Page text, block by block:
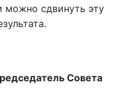
сдвинуть эту
Совета